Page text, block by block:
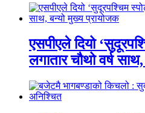
एसपीएले दियो
लगातार चौथो वर्ष